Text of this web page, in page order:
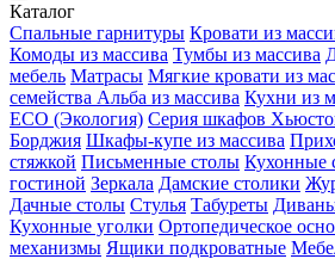
Каталог
Спальные гарнитуры Кровати из
Комоды из массива Тумбы из массива
мебель Матрасы Мягкие кровати из
семейства Альба из массива Кухни из
ECO (Экология) Серия шкафов
Борджия Шкафы-купе из массива
стяжкой Письменные столы Кухонные
гостиной Зеркала Дамские столики
Дачные столы Стулья Табуреты
Кухонные уголки Ортопедическое
механизмы Ящики подкроватные